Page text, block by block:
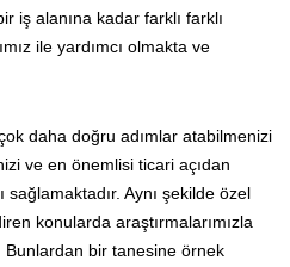
iş alanına kadar farklı farklı
ile yardımcı olmakta ve
daha doğru adımlar atabilmenizi
ve en önemlisi ticari açıdan
Aynı şekilde özel
konularda araştırmalarımızla
Bunlardan bir tanesine örnek